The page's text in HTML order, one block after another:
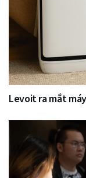
Levoit ra mắt